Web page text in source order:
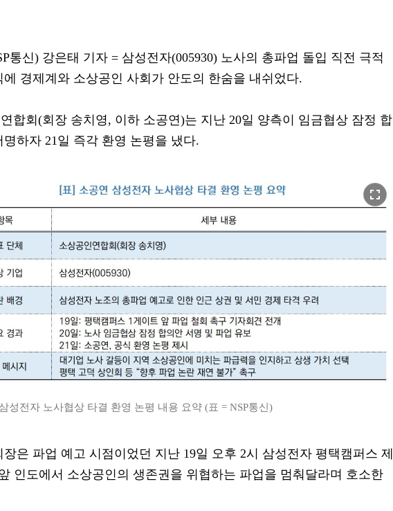
통신) 강은태 기자 = 삼성전자(005930) 노사의 총파업 돌입 직전 극적
에 경제계와 소상공인 사회가 안도의 한숨을 내쉬었다.
합회(회장 송치영, 이하 소공연)는 지난 20일 양측이 임금협상 잠정 합
명하자 21일 즉각 환영 논평을 냈다.
fullscreen
성전자 노사협상 타결 환영 논평 내용 요약 (표 = NSP통신)
장은 파업 예고 시점이었던 지난 19일 오후 2시 삼성전자 평택캠퍼스 제
인도에서 소상공인의 생존권을 위협하는 파업을 멈춰달라며 호소한